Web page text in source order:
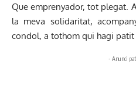
Que emprenyador, tot plegat.
la meva solidaritat,
condol, a tothom qui hagi patit
- Anunci